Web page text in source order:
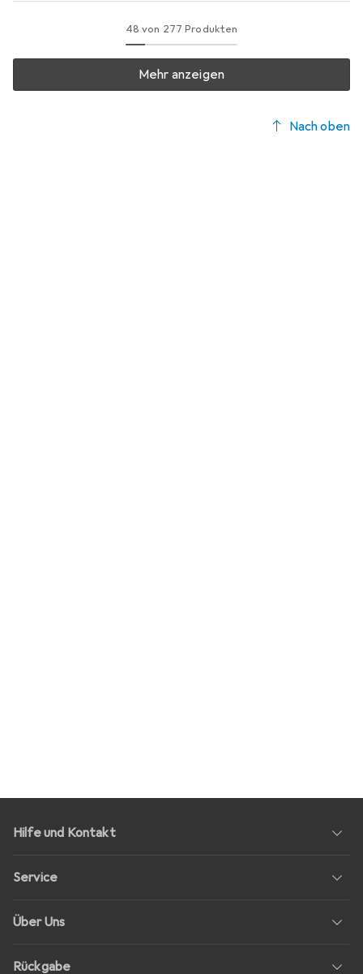
48 von 277 Produkten
Mehr anzeigen
Nach oben
Hilfe und Kontakt
Service
Über Uns
Rückgabe